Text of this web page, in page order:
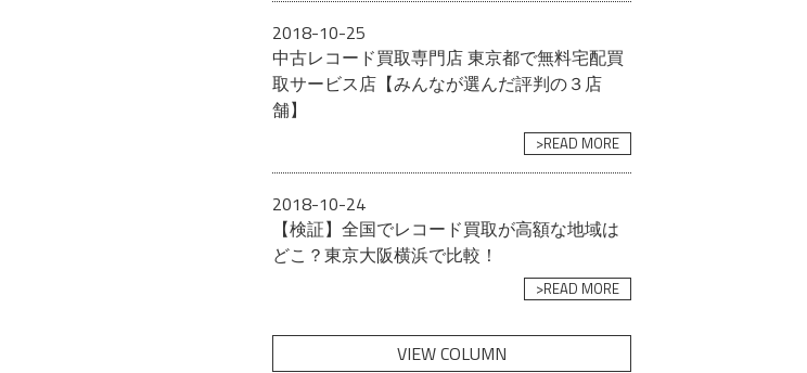
2018-10-25
中古レコード買取専門店 東京都で無料宅配買
取サービス店【みんなが選んだ評判の３店
舗】
>READ MORE
2018-10-24
【検証】全国でレコード買取が高額な地域は
どこ？東京大阪横浜で比較！
>READ MORE
VIEW COLUMN